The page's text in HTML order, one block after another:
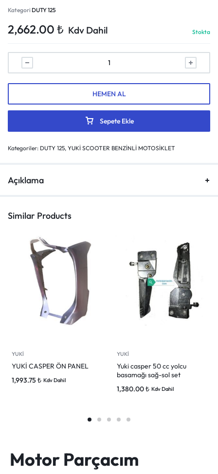
Kategori DUTY 125
2,662.00 ₺ Kdv Dahil Stokta
Sepete Ekle
HEMEN AL
Kategoriler: DUTY 125, YUKİ SCOOTER BENZİNLİ MOTOSİKLET
Açıklama
Similar Products
YUKİ
YUKİ CASPER ÖN PANEL
1,993.75 ₺ Kdv Dahil
YUKİ
Yuki casper 50 cc yolcu
basamağı sağ-sol set
1,380.00₺ Kdv Dahil
Motor Parçacım